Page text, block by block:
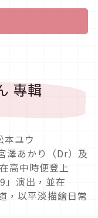
專輯
本ユウ
澤あかり（Dr）及
高中時便登上
」演出，並在
，以平淡描繪日常